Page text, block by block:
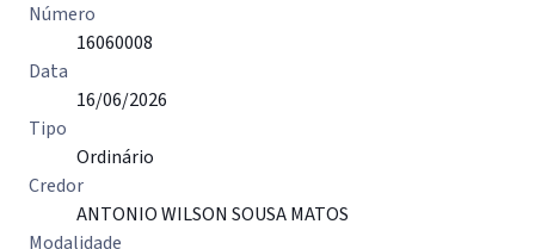
Número
16060008
Data
16/06/2026
Tipo
Ordinário
Credor
ANTONIO WILSON SOUSA MATOS
Modalidade